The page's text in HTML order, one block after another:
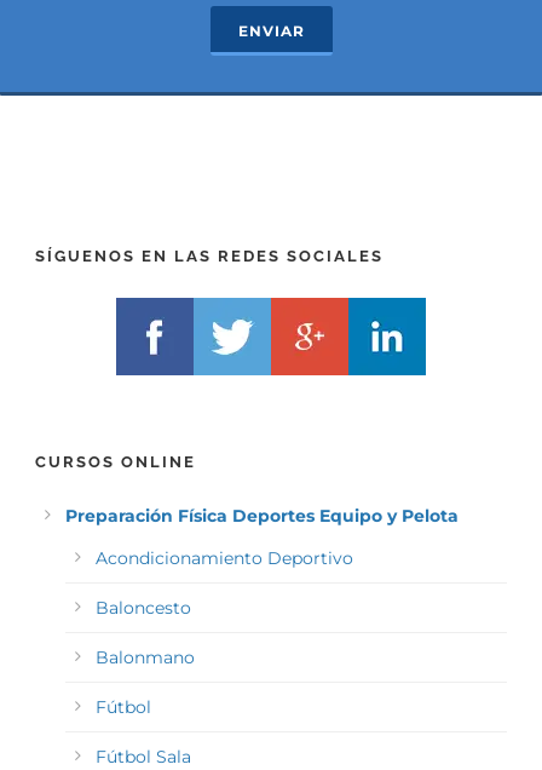
F
ENVIAR
SÍGUENOS EN LAS REDES SOCIALES
CURSOS ONLINE
Preparación Física Deportes Equipo y Pelota
Acondicionamiento Deportivo
Baloncesto
Balonmano
Fútbol
Fútbol Sala